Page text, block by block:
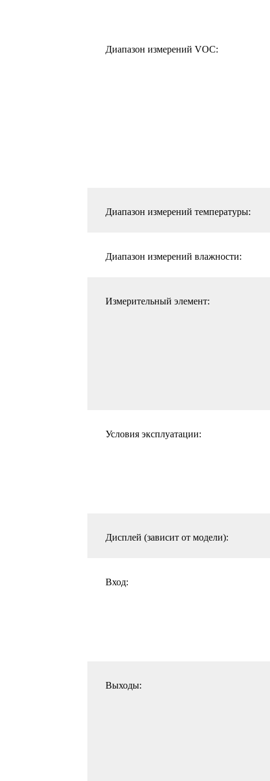
Диапазон измерений VOC:
Диапазон измерений температуры:
Диапазон измерений влажности:
Измерительный элемент:
Условия эксплуатации:
Дисплей (зависит от модели):
Вход:
Выходы: